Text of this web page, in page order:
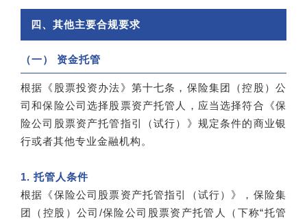
四、其他主要合规要求
（一） 资金托管
根据《股票投资办法》第十七条，保险集团（控股）公
司和保险公司选择股票资产托管人，应当选择符合《保
险公司股票资产托管指引（试行）》规定条件的商业银
行或者其他专业金融机构。
1. 托管人条件
根据《保险公司股票资产托管指引（试行）》，保险集
团（控股）公司/保险公司股票资产托管人（下称“托管